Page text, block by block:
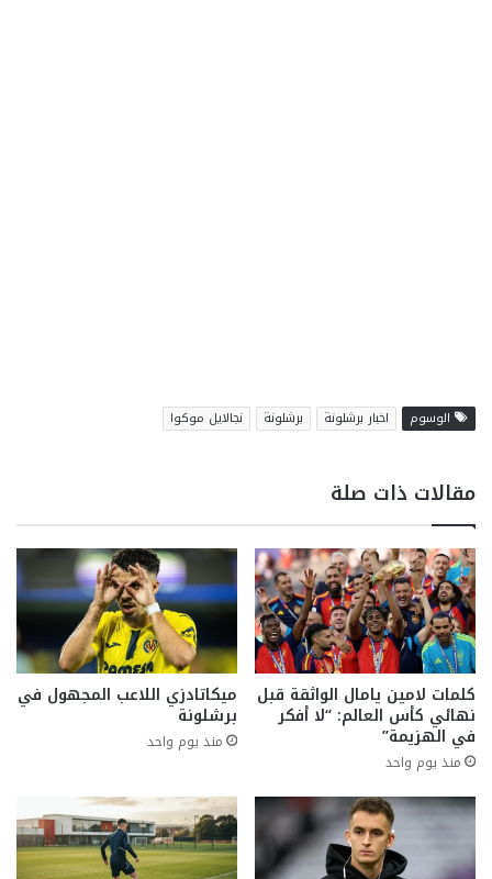
الوسوم اخبار برشلونة برشلونة نجالايل موكوا
مقالات ذات صلة
كلمات لامين يامال الواثقة قبل
نهائي كأس العالم: “لا أفكر
في الهزيمة”
منذ يوم واحد
ميكاتادزي اللاعب المجهول في
برشلونة
منذ يوم واحد